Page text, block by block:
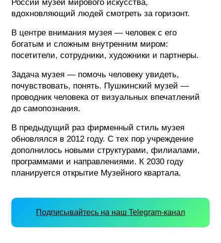
России музей мирового искусства,
вдохновляющий людей смотреть за горизонт.
В центре внимания музея — человек с его
богатым и сложным внутренним миром:
посетители, сотрудники, художники и партнеры.
Задача музея — помочь человеку увидеть,
почувствовать, понять. Пушкинский музей —
проводник человека от визуальных впечатлений
до самопознания.
В предыдущий раз фирменный стиль музея
обновлялся в 2012 году. С тех пор учреждение
дополнилось новыми структурами, филиалами,
программами и направлениями. К 2030 году
планируется открытие Музейного квартала.
Подписывайтесь на наш Telegram-канал